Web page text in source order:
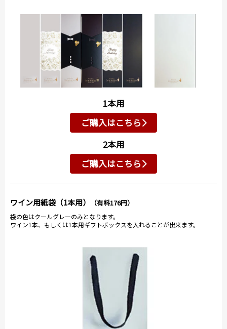
1本用
ご購入はこちら
2本用
ご購入はこちら
ワイン用紙袋（1本用） （有料176円）
袋の色はクールグレーのみとなります。
ワイン1本、もしくは1本用ギフトボックスを入れることが出来ます。